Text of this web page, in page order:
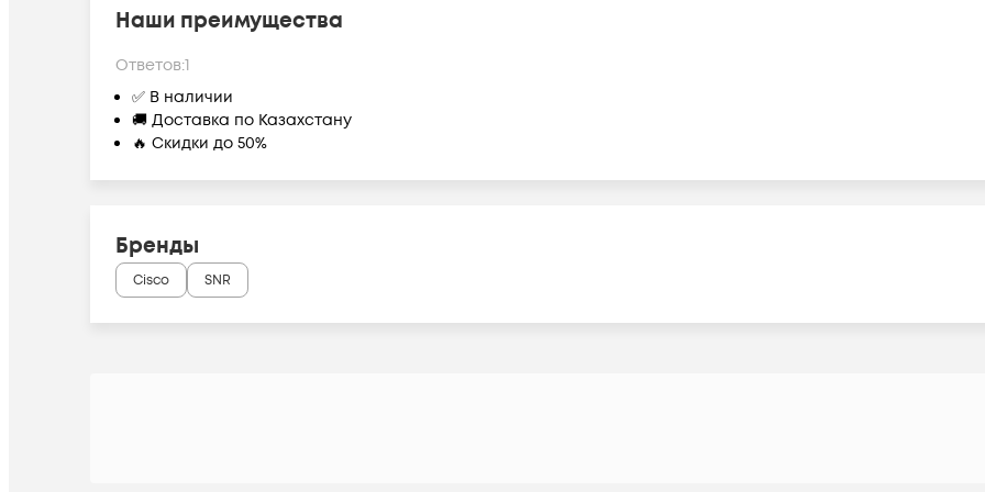
Наши преимущества
Ответов:1
✅ В наличии
🚚 Доставка по Казахстану
🔥 Скидки до 50%
Бренды
Cisco SNR